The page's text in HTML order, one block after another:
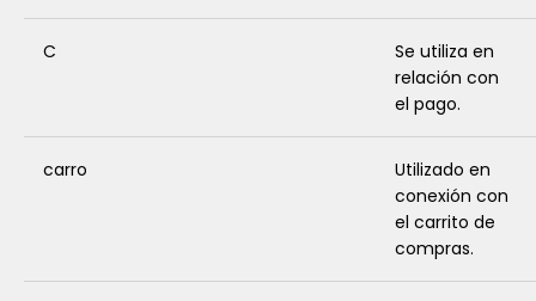
C
Se utiliza en
relación con
el pago.
carro
Utilizado en
conexión con
el carrito de
compras.